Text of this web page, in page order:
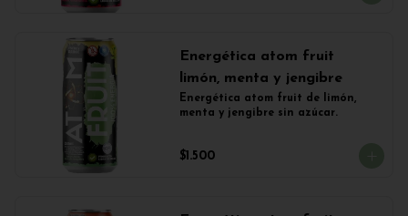
Energética atom fruit
limón, menta y jengibre
Energética atom fruit de limón,
menta y jengibre sin azúcar.
$1.500